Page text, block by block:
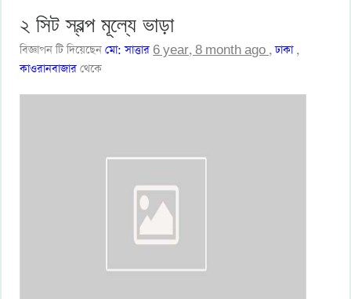
২ সিট স্বল্প মূল্যে ভাড়া
বিজ্ঞাপন টি দিয়েছেনমো: সাত্তার 6 year, 8 month ago ,ঢাকা,
কাওরানবাজার থেকে